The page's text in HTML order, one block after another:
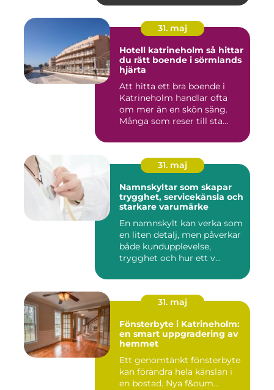
31. maj
Hotell katrineholm så hittar
du rätt boende i sörmlands
hjärta
Att hitta ett bra boende i
Katrineholm handlar ofta
om mer än en skön säng.
Många som reser till sta...
31. maj
Namnskyltar som skapar
trygghet, servicekänsla och
starkare varumärke
En namnskylt kan verka som
en liten detalj, men påverkar
både kundupplevelse,
trygghet och hur ett v...
31. maj
Fönsterbyte i Katrineholm:
en smart uppgradering av
hemmet
Ett genomtänkt fönsterbyte
kan förändra hela känslan i
en bostad. Nya f&oum...